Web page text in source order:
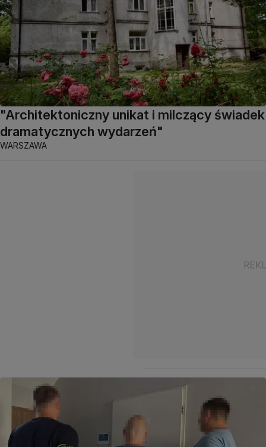
"Architektoniczny unikat i milczący świadek
dramatycznych wydarzeń"
WARSZAWA